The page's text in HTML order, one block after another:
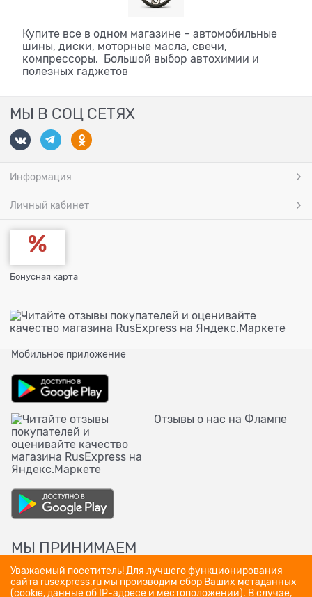
Купите все в одном магазине – автомобильные
шины, диски, моторные масла, свечи,
компрессоры. Большой выбор автохимии и
полезных гаджетов
МЫ В СОЦ СЕТЯХ
Информация
Личный кабинет
Бонусная карта
Мобильное приложение
Отзывы о нас на Флампе
МЫ ПРИНИМАЕМ
Уважаемый посетитель! Для лучшего функционирования
сайта rusexpress.ru мы производим сбор Ваших метаданных
(cookie, данные об IP-адресе и местоположении). В случае,